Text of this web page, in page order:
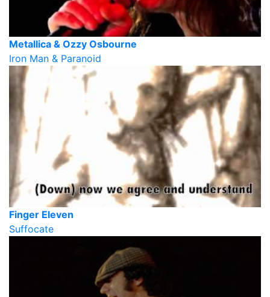
Metallica & Ozzy Osbourne
Iron Man & Paranoid
Finger Eleven
Suffocate